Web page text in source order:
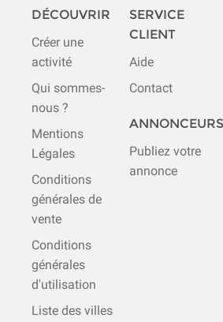
DÉCOUVRIR
Créer une
activité
Qui sommes-
nous ?
Mentions
Légales
Conditions
générales de
vente
Conditions
générales
d'utilisation
Liste des villes
SERVICE
CLIENT
Aide
Contact
ANNONCEURS
Publiez votre
annonce